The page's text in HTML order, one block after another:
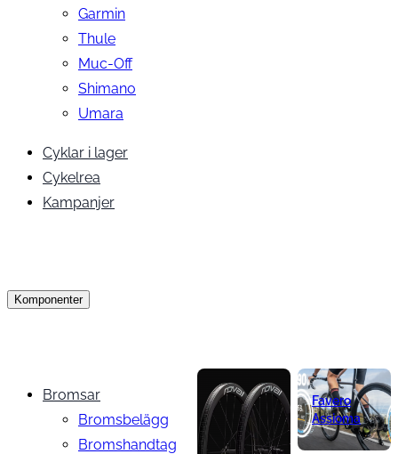
Garmin
Thule
Muc-Off
Shimano
Umara
Cyklar i lager
Cykelrea
Kampanjer
Komponenter
Bromsar
Bromsbelägg
Bromshandtag
Favero
Assioma